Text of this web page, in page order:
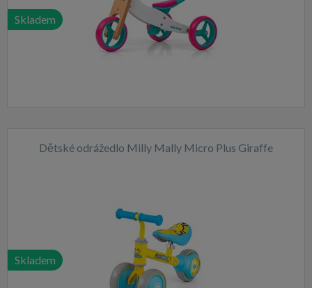
Skladem
Dětské odrážedlo Milly Mally Micro Plus Giraffe
Skladem